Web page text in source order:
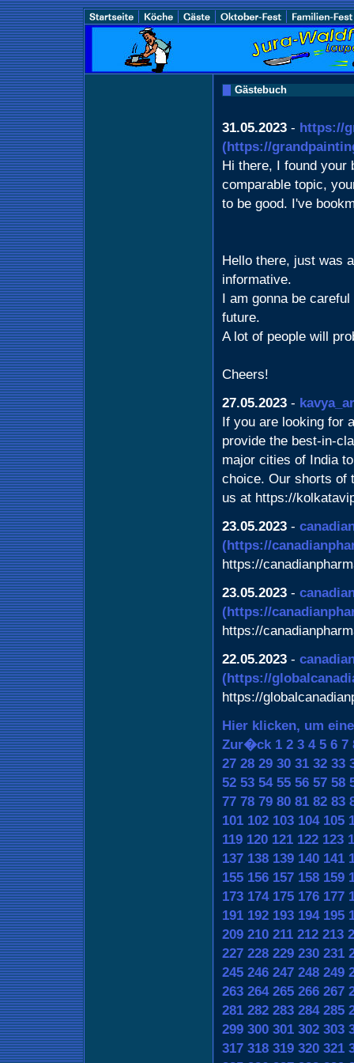
Gästebuch
31.05.2023 - https://
(https://
Hi there, I found your
comparable topic,
to be good. I've
Hello there, just was
informative.
I am gonna be
future.
A lot of people will
Cheers!
27.05.2023 -
If you are looking for
provide the best-in-
major cities of India
choice. Our shorts of
us at https://
23.05.2023 -
(https://
https://
23.05.2023 -
(https://
https://
22.05.2023 -
(https://
https://
Hier klicken, um
Zur�ck 1 2 3 4 5 6 7
27 28 29 30 31 32 33
52 53 54 55 56 57 58
77 78 79 80 81 82 83
101 102 103 104 105
119 120 121 122 123
137 138 139 140 141
155 156 157 158 159
173 174 175 176 177
191 192 193 194 195
209 210 211 212 213
227 228 229 230 231
245 246 247 248 249
263 264 265 266 267
281 282 283 284 285
299 300 301 302 303
317 318 319 320 321